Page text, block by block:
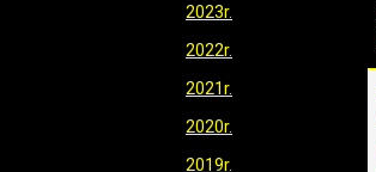
2023r.
2022r.
2021r.
2020r.
2019r.